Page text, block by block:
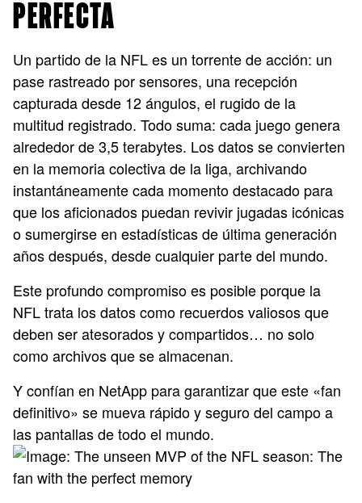
PERFECTA
Un partido de la NFL es un torrente de acción: un
pase rastreado por sensores, una recepción
capturada desde 12 ángulos, el rugido de la
multitud registrado. Todo suma: cada juego genera
alrededor de 3,5 terabytes. Los datos se convierten
en la memoria colectiva de la liga, archivando
instantáneamente cada momento destacado para
que los aficionados puedan revivir jugadas icónicas
o sumergirse en estadísticas de última generación
años después, desde cualquier parte del mundo.
Este profundo compromiso es posible porque la
NFL trata los datos como recuerdos valiosos que
deben ser atesorados y compartidos… no solo
como archivos que se almacenan.
Y confían en NetApp para garantizar que este «fan
definitivo» se mueva rápido y seguro del campo a
las pantallas de todo el mundo.